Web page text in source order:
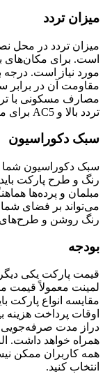
میزان تردد
میزان تردد در محل
است. برای مکان‌های
تردد بالا و AC5 برای مصارف تجاری مناسب است.
سبک دکوراسیون
سبک دکوراسیون شما
رنگ و طرح پارکت باید
مبلمان و پرده‌ها
می‌تواند بر فضای شما
رنگ روشن و طرح‌های
بودجه
قیمت پارکت یکی
لمینت معمولاً قیمت
مقایسه انواع پارکت
اوقات پرداخت هزینه
دراز مدت صرفه‌جویی
همراه خواهد داشت.
همه کاربران ممکن
انتخاب کنید.